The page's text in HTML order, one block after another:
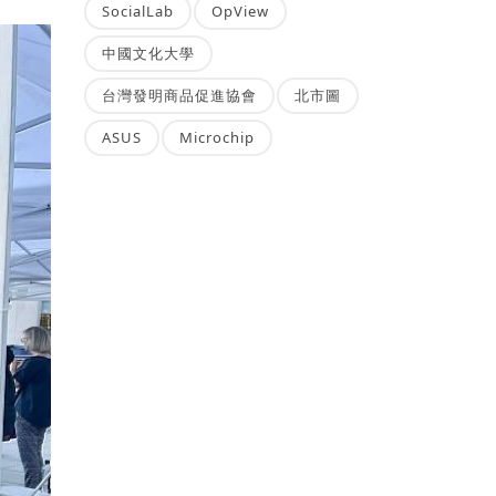
SocialLab OpView
中國文化大學
台灣發明商品促進協會 北市圖
ASUS Microchip